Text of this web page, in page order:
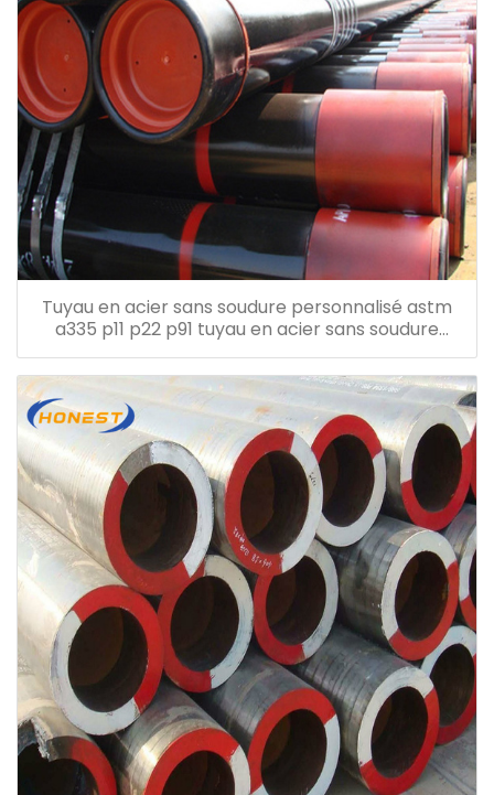
Tuyau en acier sans soudure personnalisé astm
a335 p11 p22 p91 tuyau en acier sans soudure
pétrolière